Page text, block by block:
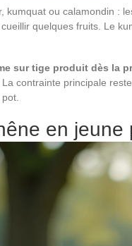
kumquat ou calamondin :
quelques fruits. Le
sur tige produit dès la
contrainte principale
en jeune